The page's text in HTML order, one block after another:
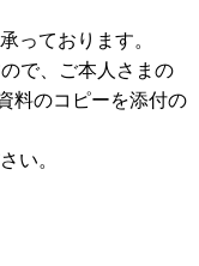
っております。
で、ご本人さまの
料のコピーを添付の
い。